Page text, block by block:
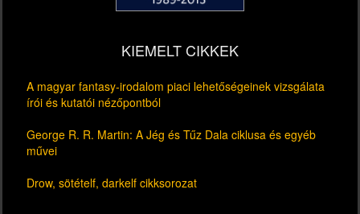
KIEMELT CIKKEK
A magyar fantasy-irodalom piaci lehetőségeinek vizsgálata
írói és kutatói nézőpontból
George R. R. Martin: A Jég és Tűz Dala ciklusa és egyéb
művei
Drow, sötételf, darkelf cikksorozat